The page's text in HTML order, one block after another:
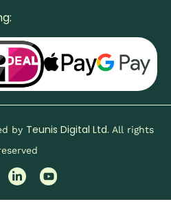
by Teunis Digital Ltd. All rights